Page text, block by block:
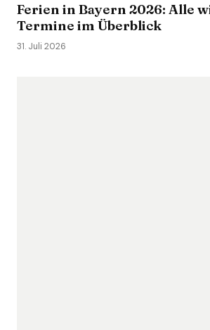
Ferien in Bayern 2026: Alle
Termine im Überblick
31. Juli 2026